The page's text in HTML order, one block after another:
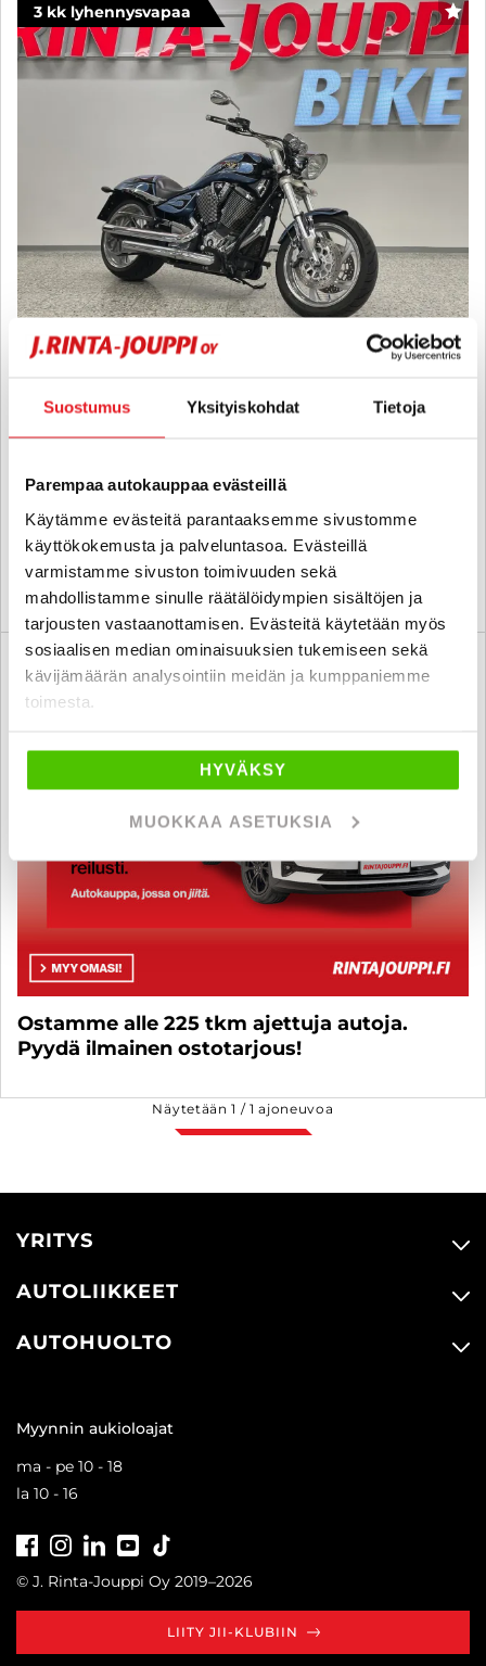
Suostumus Yksityiskohdat Tietoja
Parempaa autokauppaa evästeillä
Käytämme evästeitä parantaaksemme sivustomme
käyttökokemusta ja palveluntasoa. Evästeillä
varmistamme sivuston toimivuuden sekä
mahdollistamme sinulle räätälöidympien sisältöjen ja
tarjousten vastaanottamisen. Evästeitä käytetään myös
sosiaalisen median ominaisuuksien tukemiseen sekä
kävijämäärän analysointiin meidän ja kumppaniemme
toimesta.
HYVÄKSY
MUOKKAA ASETUKSIA
3 kk lyhennysvapaa
. - A-kortti - Suomi-pyörä, Huoltohistoria, Hyvät renkaat,
Kulutusosat kunnossa, Todella siististi pidetty yksilö!
8 250 €
alk. 135 € / kk
KATSO TIEDOT WHATSAPP
Ostamme alle 225 tkm ajettuja autoja.
Pyydä ilmainen ostotarjous!
Näytetään1 /1 ajoneuvoa
YRITYS
AUTOLIIKKEET
AUTOHUOLTO
Myynnin aukioloajat
ma - pe 10 - 18
la 10 - 16
FacebookInstagramLinkedInYoutube
© J. Rinta-Jouppi Oy 2019–2026
LIITY JII-KLUBIIN